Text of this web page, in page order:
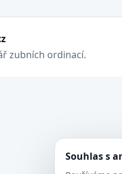
zubních ordinací.
Souhlas s